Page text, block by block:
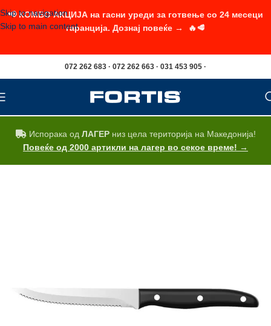
Skip to navigation
Skip to main content
072 262 683 · 072 262 663 · 031 453 905 ·
Испорака од ЛАГЕРниз цела територија на Македонија!
Повеќе од 2000 артикли на лагер во секое време! →
📢 КОМБО АКЦИЈА на гасни уреди за готвење со 24 месеци
гаранција. Дознај повеќе → 🔥🥩